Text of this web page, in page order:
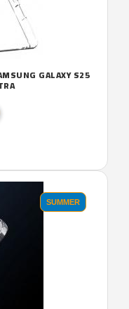
GALAXY S25
SUMMER